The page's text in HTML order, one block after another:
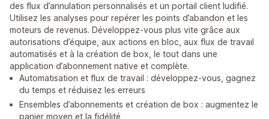
des flux d’annulation personnalisés et un portail client ludifié.
Utilisez les analyses pour repérer les points d’abandon et les
moteurs de revenus. Développez-vous plus vite grâce aux
autorisations d’équipe, aux actions en bloc, aux flux de travail
automatisés et à la création de box, le tout dans une
application d’abonnement native et complète.
Automatisation et flux de travail : développez-vous, gagnez
du temps et réduisez les erreurs
Ensembles d’abonnements et création de box : augmentez le
panier moyen et la fidélité